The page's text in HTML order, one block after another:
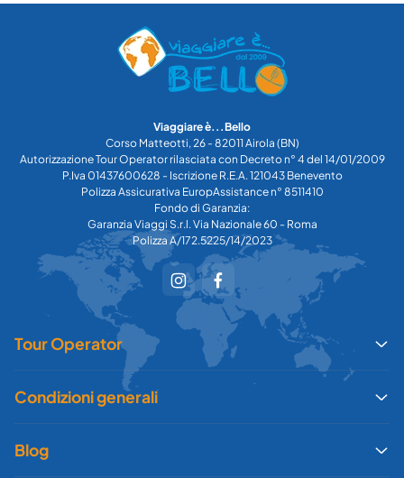
Viaggiare è...Bello
Corso Matteotti, 26 - 82011 Airola (BN)
Autorizzazione Tour Operator rilasciata con Decreto n° 4 del 14/01/2009
P.Iva 01437600628 - Iscrizione R.E.A. 121043 Benevento
Polizza Assicurativa EuropAssistance n° 8511410
Fondo di Garanzia:
Garanzia Viaggi S.r.l. Via Nazionale 60 - Roma
Polizza A/172.5225/14/2023
Tour Operator
Condizioni generali
Blog